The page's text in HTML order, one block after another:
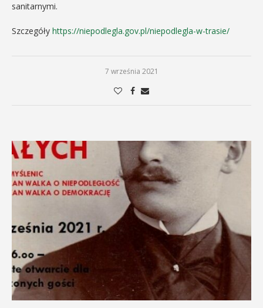
sanitarnymi.
Szczegóły https://niepodlegla.gov.pl/niepodlegla-w-trasie/
7 września 2021